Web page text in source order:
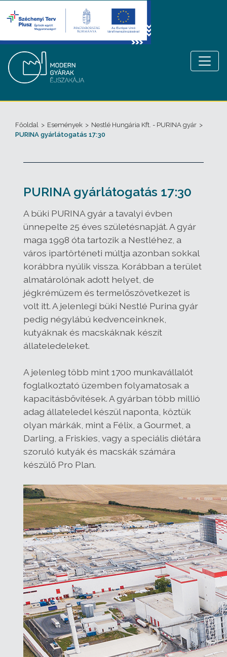
Főoldal > Események > Nestlé Hungária Kft. - PURINA gyár >
PURINA gyárlátogatás 17:30
PURINA gyárlátogatás 17:30
A büki PURINA gyár a tavalyi évben
ünnepelte 25 éves születésnapját. A gyár
maga 1998 óta tartozik a Nestléhez, a
város ipartörténeti múltja azonban sokkal
korábbra nyúlik vissza. Korábban a terület
almatárolónak adott helyet, de
jégkrémüzem és termelőszövetkezet is
volt itt. A jelenlegi büki Nestlé Purina gyár
pedig négylábú kedvenceinknek,
kutyáknak és macskáknak készít
állateledeleket.
A jelenleg több mint 1700 munkavállalót
foglalkoztató üzemben folyamatosak a
kapacitásbővítések. A gyárban több millió
adag állateledel készül naponta, köztük
olyan márkák, mint a Félix, a Gourmet, a
Darling, a Friskies, vagy a speciális diétára
szoruló kutyák és macskák számára
készülő Pro Plan.